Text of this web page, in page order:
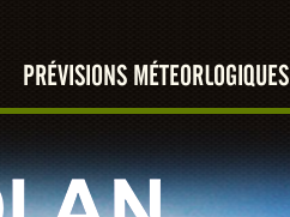
PRÉVISIONS MÉTEORLOGIQUES